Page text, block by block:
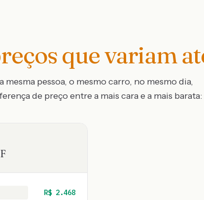
que variam
mesma pessoa, o mesmo carro, no mesmo dia,
de preço entre a mais cara e a mais barata:
R$ 2.468